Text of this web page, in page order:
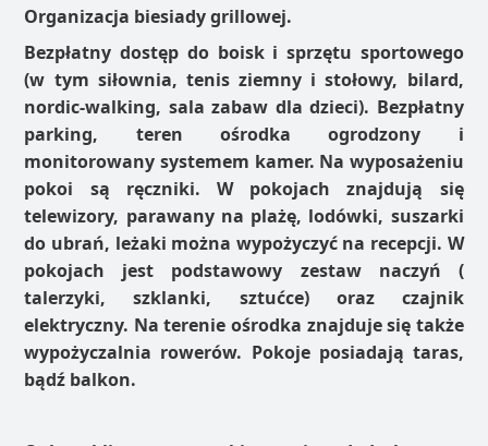
Organizacja biesiady grillowej.
Bezpłatny dostęp do boisk i sprzętu sportowego
(w tym siłownia, tenis ziemny i stołowy, bilard,
nordic-walking, sala zabaw dla dzieci). Bezpłatny
parking, teren ośrodka ogrodzony i
monitorowany systemem kamer. Na wyposażeniu
pokoi są ręczniki. W pokojach znajdują się
telewizory, parawany na plażę, lodówki, suszarki
do ubrań, leżaki można wypożyczyć na recepcji. W
pokojach jest podstawowy zestaw naczyń (
talerzyki, szklanki, sztućce) oraz czajnik
elektryczny. Na terenie ośrodka znajduje się także
wypożyczalnia rowerów. Pokoje posiadają taras,
bądź balkon.